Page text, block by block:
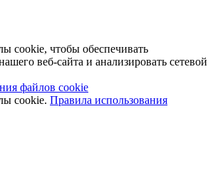
cookie, чтобы обеспечивать
веб-сайта и анализировать сетевой
файлов cookie
cookie. Правила использования